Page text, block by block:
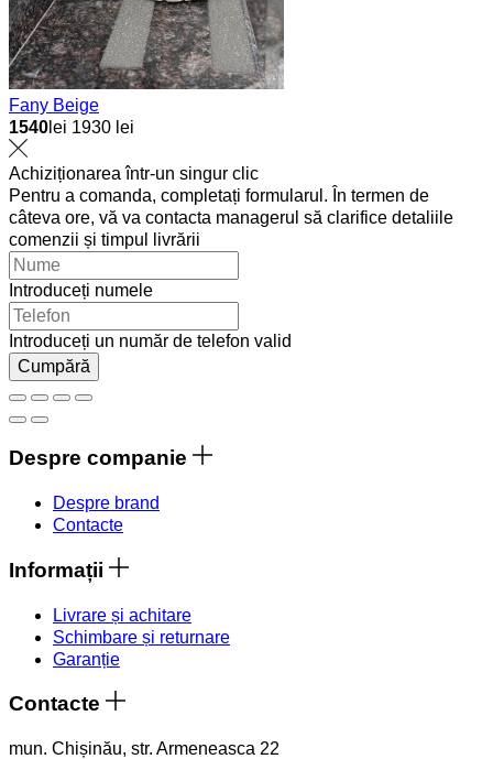
Fany Beige
1540 lei 1930 lei
Achiziționarea într-un singur clic
Pentru a comanda, completați formularul. În termen de
câteva ore, vă va contacta managerul să clarifice detaliile
comenzii și timpul livrării
Introduceți numele
Introduceți un număr de telefon valid
Cumpără
Despre companie
Despre brand
Contacte
Informații
Livrare și achitare
Schimbare și returnare
Garanție
Contacte
mun. Chișinău, str. Armeneasca 22